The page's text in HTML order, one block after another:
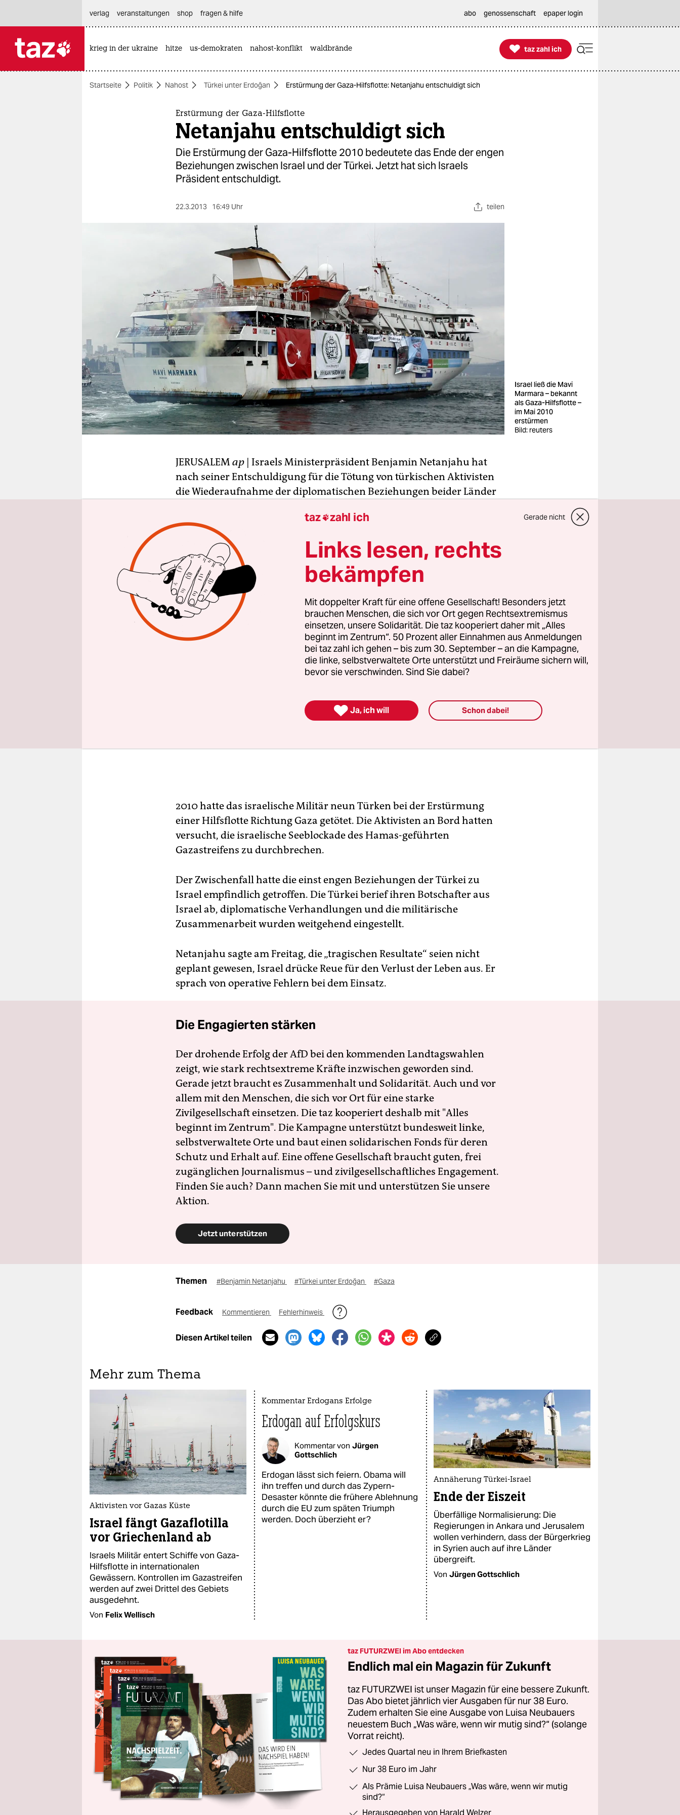
themen
veranstaltungen
shop
fragen & hilfe
unterstützen
abo
genossenschaft
verlag
veranstaltungen shop fragen & hilfe abo genossenschaft epaper login
krieg in der ukraine hitze us-demokraten nahost-konflikt waldbrände 
taz zahl ich
taz zahl ich
Startseite Politik Nahost Türkei unter Erdoğan Erstürmung der Gaza-Hilfsflotte: Netanjahu entschuldigt sich
Erstürmung der Gaza-Hilfsflotte
Netanjahu entschuldigt sich
Die Erstürmung der Gaza-Hilfsflotte 2010 bedeutete das Ende der engen
Beziehungen zwischen Israel und der Türkei. Jetzt hat sich Israels
Präsident entschuldigt.
22.3.2013 16:49 Uhr teilen
Israel ließ die Mavi
Marmara – bekannt
als Gaza-Hilfsflotte –
im Mai 2010
erstürmen
Bild: reuters
JERUSALEM ap | Israels Ministerpräsident Benjamin Netanjahu hat
nach seiner Entschuldigung für die Tötung von türkischen Aktivisten
die Wiederaufnahme der diplomatischen Beziehungen beider Länder
Er habe sein Bedauern während eines Telefongesprächs mit
Ministerpräsident Recep Tayyip Erdogan ausgedrückt, sagte
Netanjahu am Freitag in Jerusalem. US-Präsident Barack Obama habe
kurz vor seine Abreise aus Israel dabei geholfen, das Telefonat zu
arrangieren.
2010 hatte das israelische Militär neun Türken bei der Erstürmung
einer Hilfsflotte Richtung Gaza getötet. Die Aktivisten an Bord hatten
versucht, die israelische Seeblockade des Hamas-geführten
Gazastreifens zu durchbrechen.
Der Zwischenfall hatte die einst engen Beziehungen der Türkei zu
Israel empfindlich getroffen. Die Türkei berief ihren Botschafter aus
Israel ab, diplomatische Verhandlungen und die militärische
Zusammenarbeit wurden weitgehend eingestellt.
Netanjahu sagte am Freitag, die „tragischen Resultate“ seien nicht
geplant gewesen, Israel drücke Reue für den Verlust der Leben aus. Er
sprach von operative Fehlern bei dem Einsatz.
Die Engagierten stärken
Der drohende Erfolg der AfD bei den kommenden Landtagswahlen
zeigt, wie stark rechtsextreme Kräfte inzwischen geworden sind.
Gerade jetzt braucht es Zusammenhalt und Solidarität. Auch und vor
allem mit den Menschen, die sich vor Ort für eine starke
Zivilgesellschaft einsetzen. Die taz kooperiert deshalb mit "Alles
beginnt im Zentrum". Die Kampagne unterstützt bundesweit linke,
selbstverwaltete Orte und baut einen solidarischen Fonds für deren
Schutz und Erhalt auf. Eine offene Gesellschaft braucht guten, frei
zugänglichen Journalismus – und zivilgesellschaftliches Engagement.
Finden Sie auch? Dann machen Sie mit und unterstützen Sie unsere
Aktion.
Jetzt unterstützen
Themen #Benjamin Netanjahu #Türkei unter Erdoğan #Gaza
Feedback Kommentieren Fehlerhinweis
Diesen Artikel teilen
Mehr zum Thema
Aktivisten vor Gazas Küste
Israel fängt Gazaflotilla
vor Griechenland ab
Israels Militär entert Schiffe von Gaza-
Hilfsflotte in internationalen
Gewässern. Kontrollen im Gazastreifen
werden auf zwei Drittel des Gebiets
ausgedehnt.
Von Felix Wellisch
Kommentar Erdogans Erfolge
Erdogan auf Erfolgskurs
Kommentar von Jürgen
Gottschlich
Erdogan lässt sich feiern. Obama will
ihn treffen und durch das Zypern-
Desaster könnte die frühere Ablehnung
durch die EU zum späten Triumph
werden. Doch überzieht er?
Annäherung Türkei-Israel
Ende der Eiszeit
Überfällige Normalisierung: Die
Regierungen in Ankara und Jerusalem
wollen verhindern, dass der Bürgerkrieg
in Syrien auch auf ihre Länder
übergreift.
Von Jürgen Gottschlich
taz FUTURZWEI im Abo entdecken
Endlich mal ein Magazin für Zukunft
taz FUTURZWEI ist unser Magazin für eine bessere Zukunft.
Das Abo bietet jährlich vier Ausgaben für nur 38 Euro.
Zudem erhalten Sie eine Ausgabe von Luisa Neubauers
neuestem Buch „Was wäre, wenn wir mutig sind?“ (solange
Vorrat reicht).
Jedes Quartal neu in Ihrem Briefkasten
Nur 38 Euro im Jahr
Als Prämie Luisa Neubauers „Was wäre, wenn wir mutig
sind?“
Herausgegeben von Harald Welzer
taz zahl ich Gerade nicht
Links lesen, rechts
bekämpfen
Mit doppelter Kraft für eine offene Gesellschaft! Besonders jetzt
brauchen Menschen, die sich vor Ort gegen Rechtsextremismus
einsetzen, unsere Solidarität. Die taz kooperiert daher mit „Alles
beginnt im Zentrum“. 50 Prozent aller Einnahmen aus Anmeldungen
bei taz zahl ich gehen – bis zum 30. September – an die Kampagne,
die linke, selbstverwaltete Orte unterstützt und Freiräume sichern will,
bevor sie verschwinden. Sind Sie dabei?
 Ja, ich will Schon dabei!